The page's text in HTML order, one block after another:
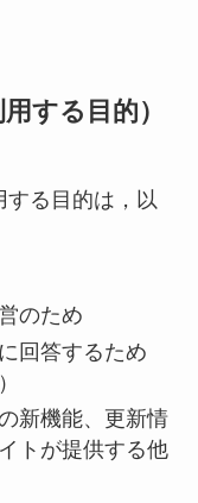
する目的）
する目的は，以
のため
回答するため
新機能、更新情
トが提供する他